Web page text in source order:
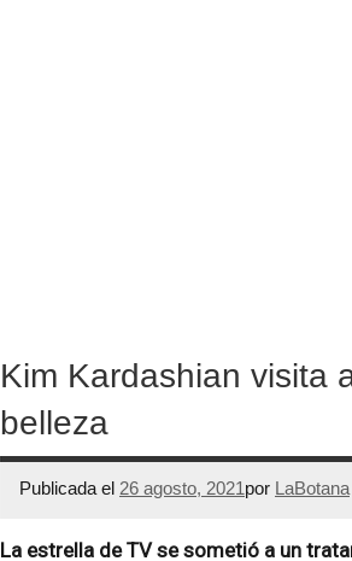
Kim Kardashian visita
belleza
Publicada el 26 agosto, 2021por LaBotana
La estrella de TV se sometió a un